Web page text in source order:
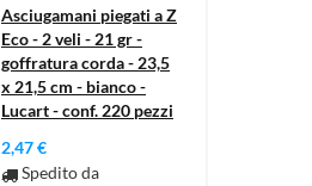
Asciugamani piegati a Z
Eco - 2 veli - 21 gr -
goffratura corda - 23,5
x 21,5 cm - bianco -
Lucart - conf. 220 pezzi
2,47 €
Spedito da